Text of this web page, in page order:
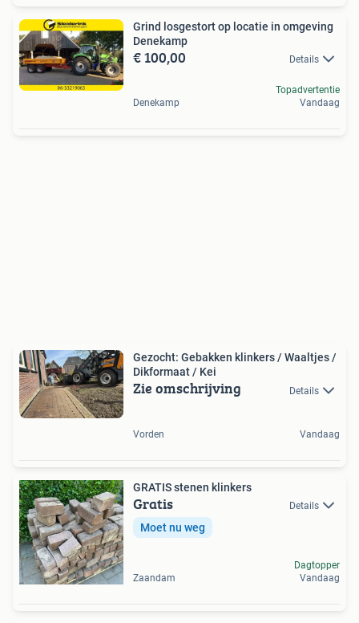
Grind losgestort op locatie in omgeving
Denekamp
€ 100,00 Details
Denekamp
Topadvertentie
Vandaag
Gezocht: Gebakken klinkers / Waaltjes /
Dikformaat / Kei
Zie omschrijving Details
Vorden Vandaag
GRATIS stenen klinkers
Gratis Details
Moet nu weg
Zaandam
Dagtopper
Vandaag